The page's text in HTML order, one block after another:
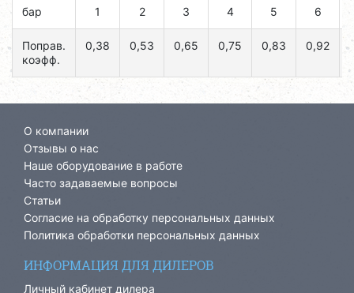
бар 1 2 3 4 5 6
Поправ.
коэфф.
0,38 0,53 0,65 0,75 0,83 0,92
О компании
Отзывы о нас
Наше оборудование в работе
Часто задаваемые вопросы
Статьи
Согласие на обработку персональных данных
Политика обработки персональных данных
ИНФОРМАЦИЯ ДЛЯ ДИЛЕРОВ
Личный кабинет дилера